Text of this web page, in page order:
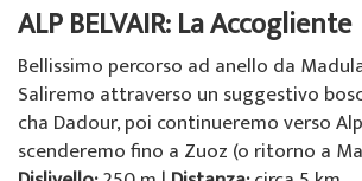
ALP BELVAIR: La Accogliente
Bellissimo percorso ad anello da
Saliremo attraverso un suggestivo
cha Dadour, poi continueremo verso
scenderemo fino a Zuoz (o ritorno a